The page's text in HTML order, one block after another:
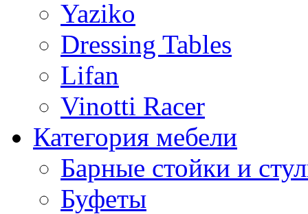
Yaziko
Dressing Tables
Lifan
Vinotti Racer
Категория мебели
Барные стойки и
Буфеты